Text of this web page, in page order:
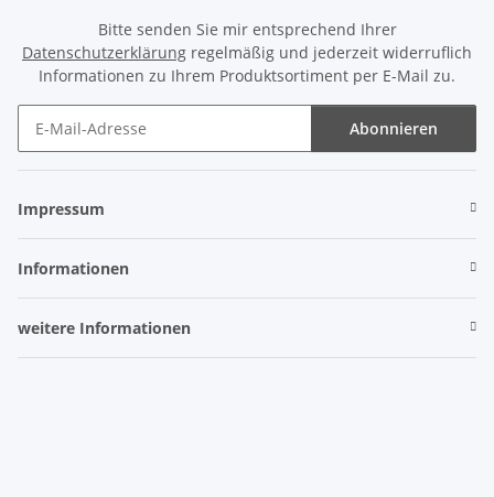
Bitte senden Sie mir entsprechend Ihrer
Datenschutzerklärung regelmäßig und jederzeit widerruflich
Informationen zu Ihrem Produktsortiment per E-Mail zu.
Abonnieren
Impressum
Informationen
weitere Informationen